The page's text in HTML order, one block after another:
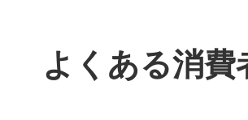
よくある消費